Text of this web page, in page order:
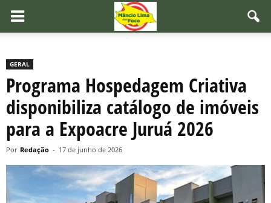
GERAL
Programa Hospedagem Criativa
disponibiliza catálogo de imóveis
para a Expoacre Juruá 2026
Por Redação - 17 de junho de 2026